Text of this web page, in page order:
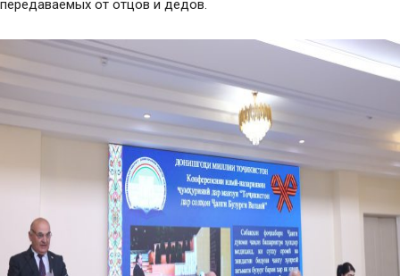
передаваемых от отцов и дедов.